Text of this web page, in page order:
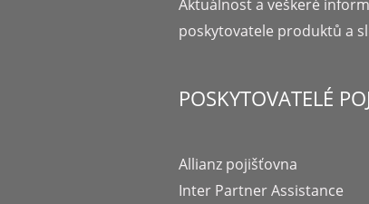
Aktuálnost a veškeré
poskytovatele produktů a
POSKYTOVATELÉ
Allianz pojišťovna
Inter Partner Assistance